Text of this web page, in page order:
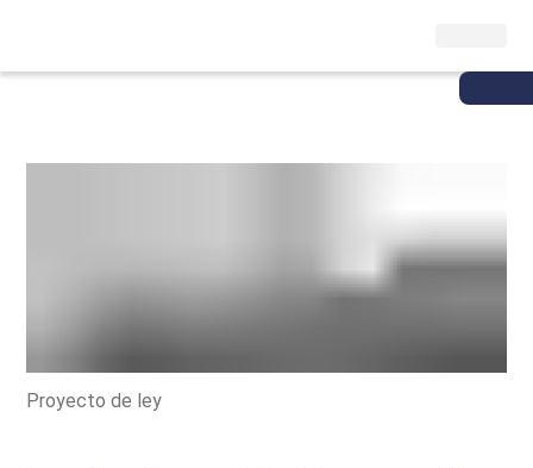
Proyecto de ley